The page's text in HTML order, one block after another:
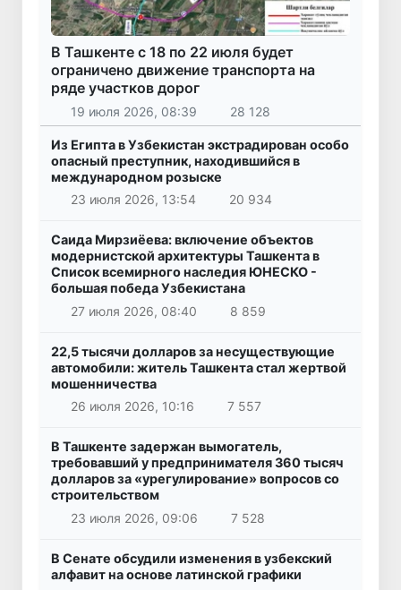
В Ташкенте с 18 по 22 июля будет
ограничено движение транспорта на
ряде участков дорог
19 июля 2026, 08:39 28 128
Из Египта в Узбекистан экстрадирован особо
опасный преступник, находившийся в
международном розыске
23 июля 2026, 13:54
20 934
Саида Мирзиёева: включение объектов
модернистской архитектуры Ташкента в
Список всемирного наследия ЮНЕСКО -
большая победа Узбекистана
27 июля 2026, 08:40
8 859
22,5 тысячи долларов за несуществующие
автомобили: житель Ташкента стал жертвой
мошенничества
26 июля 2026, 10:16
7 557
В Ташкенте задержан вымогатель,
требовавший у предпринимателя 360 тысяч
долларов за «урегулирование» вопросов со
строительством
23 июля 2026, 09:06
7 528
В Сенате обсудили изменения в узбекский
алфавит на основе латинской графики